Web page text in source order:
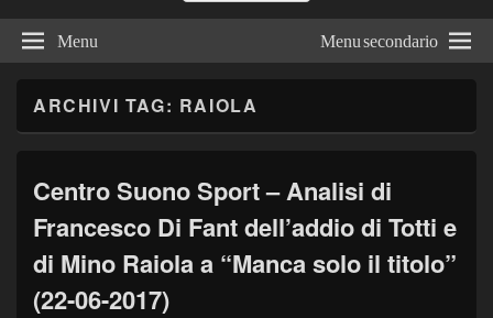
Menu Menu secondario
ARCHIVI TAG: RAIOLA
Centro Suono Sport – Analisi di
Francesco Di Fant dell’addio di Totti e
di Mino Raiola a “Manca solo il titolo”
(22-06-2017)